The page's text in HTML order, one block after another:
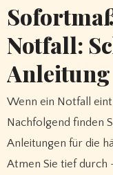
Notfall:
Wenn ein Notfall
Nachfolgend finden
Anleitungen für die
Atmen Sie tief durch